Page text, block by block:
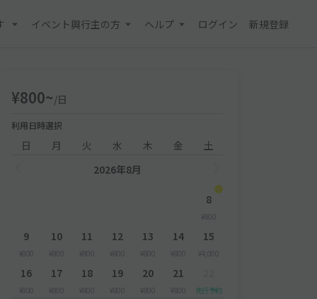
イベント興行主の方 ヘルプ ログイン 新規登録
¥800~/日
利用日時選択
日 月 火 水 木 金
土
2026年8月
8
¥800
9
¥800
10
¥800
11
¥800
12
¥800
13
¥800
14
¥800
15
¥4,000
16
¥800
17
¥800
18
¥800
19
¥800
20
¥800
21
¥800 先行予約